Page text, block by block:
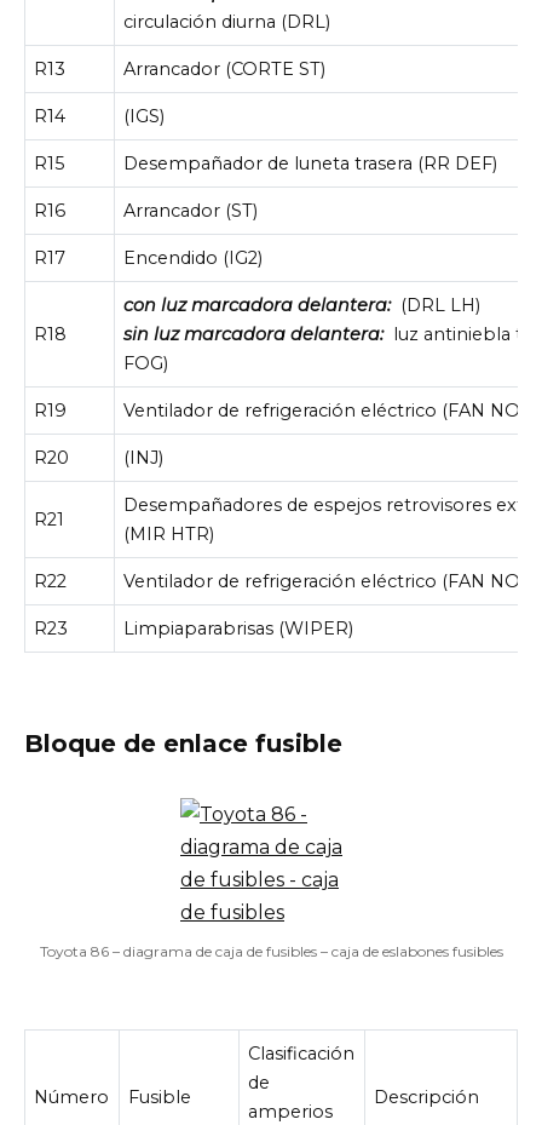
circulación diurna (DRL)
R13 Arrancador (CORTE ST)
R14 (IGS)
R15 Desempañador de luneta trasera (RR DEF)
R16 Arrancador (ST)
R17 Encendido (IG2)
R18
con luz marcadora delantera:(DRL LH)
sin luz marcadora delantera:luz antiniebla
FOG)
R19 Ventilador de refrigeración eléctrico (FAN NO.2)
R20 (INJ)
R21
Desempañadores de espejos retrovisores
(MIR HTR)
R22 Ventilador de refrigeración eléctrico (FAN NO.1)
R23 Limpiaparabrisas (WIPER)
Bloque de enlace fusible
Toyota 86 – diagrama de caja de fusibles – caja de eslabones fusibles
Número Fusible
Clasificación
de
amperios
Descripción